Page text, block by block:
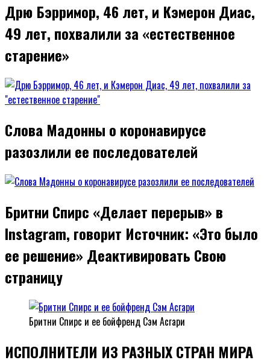
Дрю Бэрримор, 46 лет, и Кэмерон Диас,
49 лет, похвалили за «естественное
старение»
Слова Мадонны о коронавирусе
разозлили ее последователей
Бритни Спирс «Делает перерыв» в
Instagram, говорит Источник: «Это было
ее решение» Деактивировать Свою
страницу
Бритни Спирс и ее бойфренд Сэм Асгари
ИСПОЛНИТЕЛИ ИЗ РАЗНЫХ СТРАН МИРА